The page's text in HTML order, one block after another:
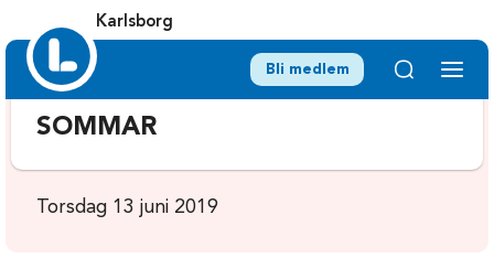
Karlsborg
Bli medlem
SOMMAR
Torsdag 13 juni 2019